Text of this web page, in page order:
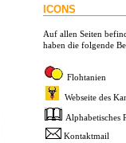
ICONS
Auf allen Seiten
haben die folgende
Flohtanien
Webseite des
Alphabetisches
Kontaktmail